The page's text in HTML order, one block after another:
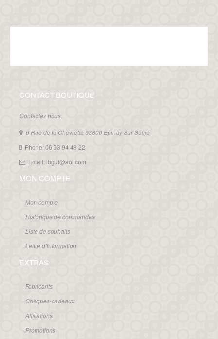
CONTACT BOUTIQUE
Contactez nous:
6 Rue de la Chevrette 93800 Epinay Sur Seine
Phone: 06 63 94 48 22
Email: ibgui@aol.com
MON COMPTE
Mon compte
Historique de commandes
Liste de souhaits
Lettre d’information
EXTRAS
Fabricants
Chèques-cadeaux
Affiliations
Promotions